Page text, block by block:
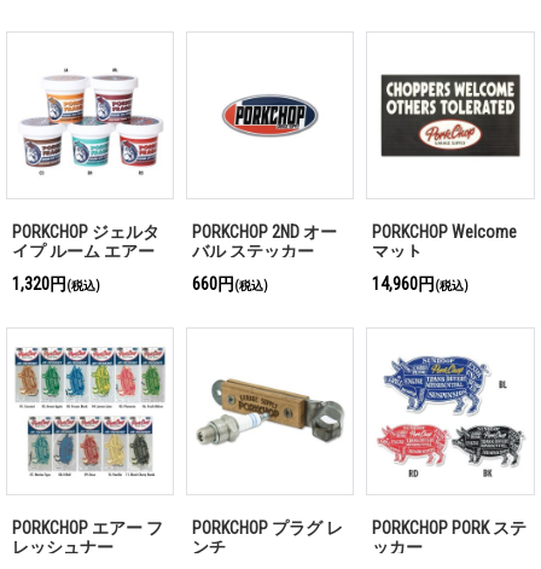
PORKCHOP ジェルタ
イプ ルーム エアー
フレッシュナー
1,320円 (税込)
PORKCHOP 2ND オー
バル ステッカー
660円 (税込)
PORKCHOP Welcome
マット
14,960円 (税込)
PORKCHOP エアー フ
レッシュナー
PORKCHOP プラグ レ
ンチ
PORKCHOP PORK ステ
ッカー